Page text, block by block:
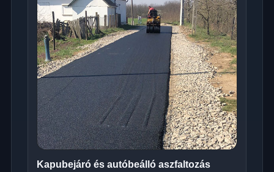
Kapubejáró és autóbeálló aszfaltozás